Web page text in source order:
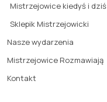
Mistrzejowice kiedyś i dziś
Sklepik Mistrzejowicki
Nasze wydarzenia
Mistrzejowice Rozmawiają
Kontakt